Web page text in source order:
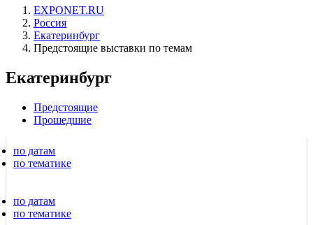
EXPONET.RU
Россия
Екатеринбург
Предстоящие выставки по темам
Екатеринбург
Предстоящие
Прошедшие
по датам
по тематике
по датам
по тематике